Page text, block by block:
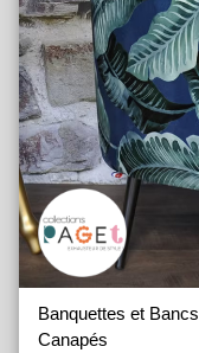
Banquettes et Bancs
Canapés